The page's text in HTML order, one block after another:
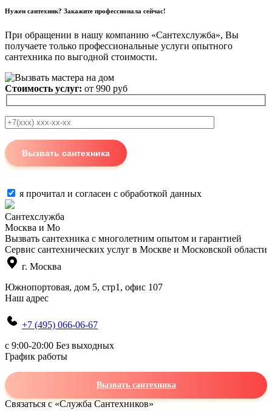
Нужен сантехник? Закажите профессионала сейчас!
При обращении в нашу компанию «Сантехслужба», Вы
получаете только профессиональные услуги опытного
сантехника по выгодной стоимости.
Стоимость услуг: от 990 руб
я прочитал и согласен с обработкой данных
Сантехслужба
Москва и Мо
Вызвать сантехника с многолетним опытом и гарантией
Сервис сантехнических услуг в Москве и Московской области
г. Москва
Южнопортовая, дом 5, стр1, офис 107
Наш адрес
+7 (495) 066-06-67
c 9:00-20:00 Без выходных
График работы
Вызвать сантехника
Связаться с «Служба Сантехников»